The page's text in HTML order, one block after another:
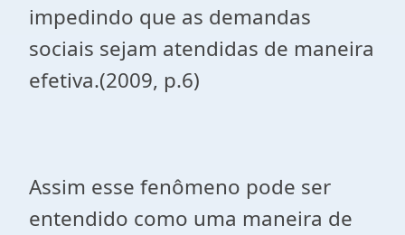
impedindo que as demandas
sociais sejam atendidas de maneira
efetiva.(2009, p.6)
Assim esse fenômeno pode ser
entendido como uma maneira de